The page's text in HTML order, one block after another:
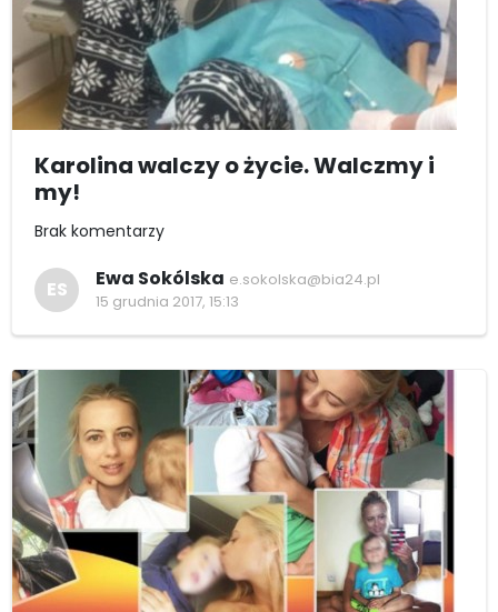
Karolina walczy o życie. Walczmy i
my!
Brak komentarzy
ES Ewa Sokólska e.sokolska@bia24.pl
15 grudnia 2017, 15:13